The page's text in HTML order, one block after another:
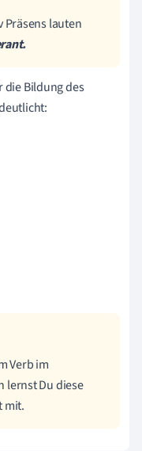
Präsens lauten
.
die Bildung des
Verb im
lernst Du diese
mit.